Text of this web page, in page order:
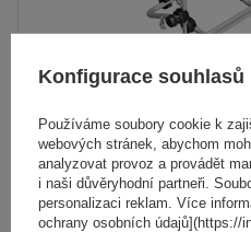
Elektrokolo Peruzzo Firenze
výklopné dveře
Konfigurace souhlasů
Používáme soubory cookie k
webových stránek, abychom
analyzovat provoz a provádět
i naši důvěryhodní partneři.
personalizaci reklam. Více
ochrany osobních údajů](https://